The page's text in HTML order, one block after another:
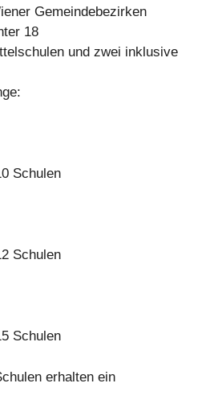
Gemeindebezirken
18
und zwei inklusive
Schulen
Schulen
Schulen
erhalten ein